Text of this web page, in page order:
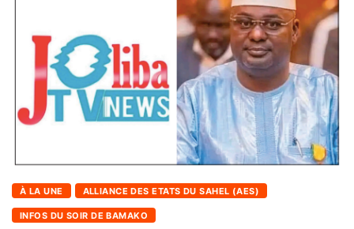
À LA UNE ALLIANCE DES ETATS DU SAHEL (AES)
INFOS DU SOIR DE BAMAKO